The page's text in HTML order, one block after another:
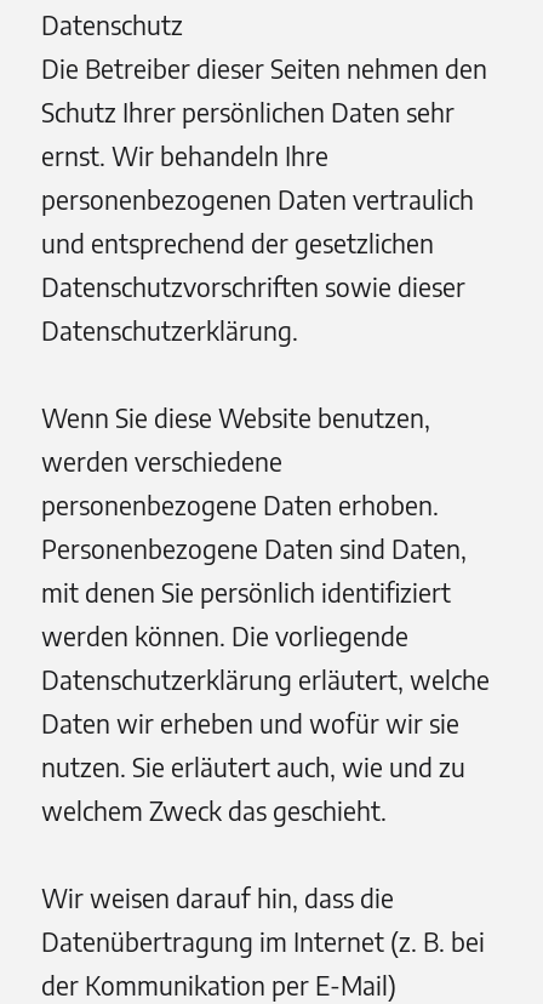
Datenschutz
Die Betreiber dieser Seiten nehmen den
Schutz Ihrer persönlichen Daten sehr
ernst. Wir behandeln Ihre
personenbezogenen Daten vertraulich
und entsprechend der gesetzlichen
Datenschutzvorschriften sowie dieser
Datenschutzerklärung.
Wenn Sie diese Website benutzen,
werden verschiedene
personenbezogene Daten erhoben.
Personenbezogene Daten sind Daten,
mit denen Sie persönlich identifiziert
werden können. Die vorliegende
Datenschutzerklärung erläutert, welche
Daten wir erheben und wofür wir sie
nutzen. Sie erläutert auch, wie und zu
welchem Zweck das geschieht.
Wir weisen darauf hin, dass die
Datenübertragung im Internet (z. B. bei
der Kommunikation per E-Mail)